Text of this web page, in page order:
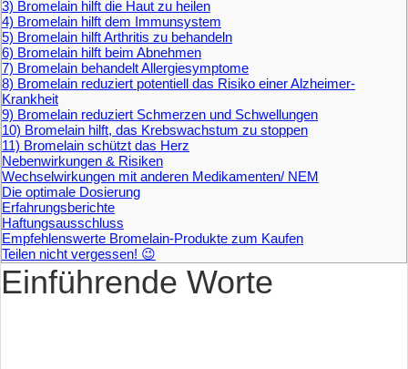
3) Bromelain hilft die Haut zu heilen
4) Bromelain hilft dem Immunsystem
5) Bromelain hilft Arthritis zu behandeln
6) Bromelain hilft beim Abnehmen
7) Bromelain behandelt Allergiesymptome
8) Bromelain reduziert potentiell das Risiko einer Alzheimer-
Krankheit
9) Bromelain reduziert Schmerzen und Schwellungen
10) Bromelain hilft, das Krebswachstum zu stoppen
11) Bromelain schützt das Herz
Nebenwirkungen & Risiken
Wechselwirkungen mit anderen Medikamenten/ NEM
Die optimale Dosierung
Erfahrungsberichte
Haftungsausschluss
Empfehlenswerte Bromelain-Produkte zum Kaufen
Teilen nicht vergessen! 😉
Einführende Worte